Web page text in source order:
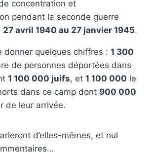
concentration et
pendant la seconde guerre
27 avril 1940 au 27 janvier 1945.
donner quelques chiffres : 1 300
de personnes déportées dans
1 100 000 juifs, et 1 100 000 le
dans ce camp dont 900 000
de leur arrivée.
d’elles-mêmes, et nul